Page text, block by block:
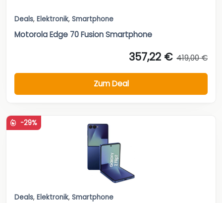
Deals, Elektronik, Smartphone
Motorola Edge 70 Fusion Smartphone
357,22 € 419,00 €
Zum Deal
-29%
Deals, Elektronik, Smartphone